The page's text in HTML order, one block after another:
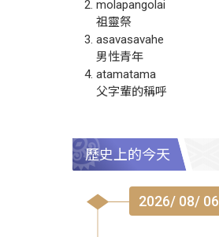
molapangolai
祖靈祭
asavasavahe
男性青年
atamatama
父字輩的稱呼
歷史上的今天
2026/ 08/ 06